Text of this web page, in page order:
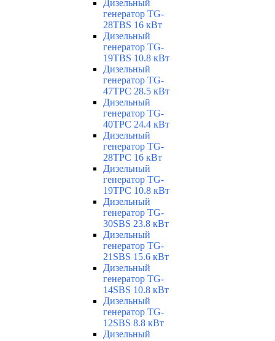
Дизельный
генератор TG-
28TBS 16 кВт
Дизельный
генератор TG-
19TBS 10.8 кВт
Дизельный
генератор TG-
47TPC 28.5 кВт
Дизельный
генератор TG-
40TPC 24.4 кВт
Дизельный
генератор TG-
28TPC 16 кВт
Дизельный
генератор TG-
19TPC 10.8 кВт
Дизельный
генератор TG-
30SBS 23.8 кВт
Дизельный
генератор TG-
21SBS 15.6 кВт
Дизельный
генератор TG-
14SBS 10.8 кВт
Дизельный
генератор TG-
12SBS 8.8 кВт
Дизельный